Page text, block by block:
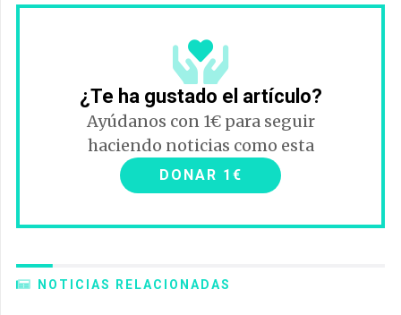
¿Te ha gustado el artículo?
Ayúdanos con 1€ para seguir
haciendo noticias como esta
DONAR 1€
NOTICIAS RELACIONADAS